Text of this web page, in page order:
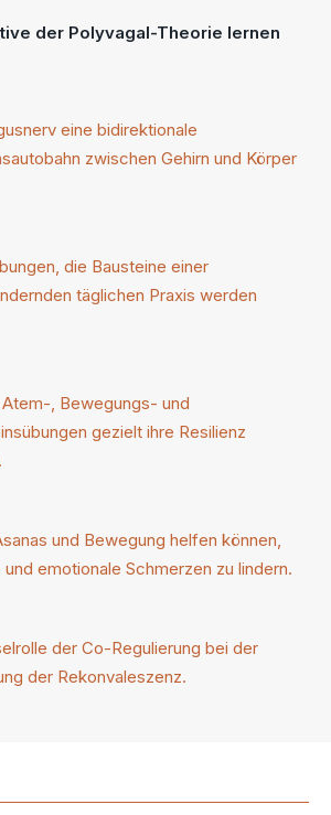
der Polyvagal-Theorie lernen
eine bidirektionale
zwischen Gehirn und Körper
die Bausteine einer
täglichen Praxis werden
, Bewegungs- und
gezielt ihre Resilienz
und Bewegung helfen können,
emotionale Schmerzen zu lindern.
der Co-Regulierung bei der
der Rekonvaleszenz.